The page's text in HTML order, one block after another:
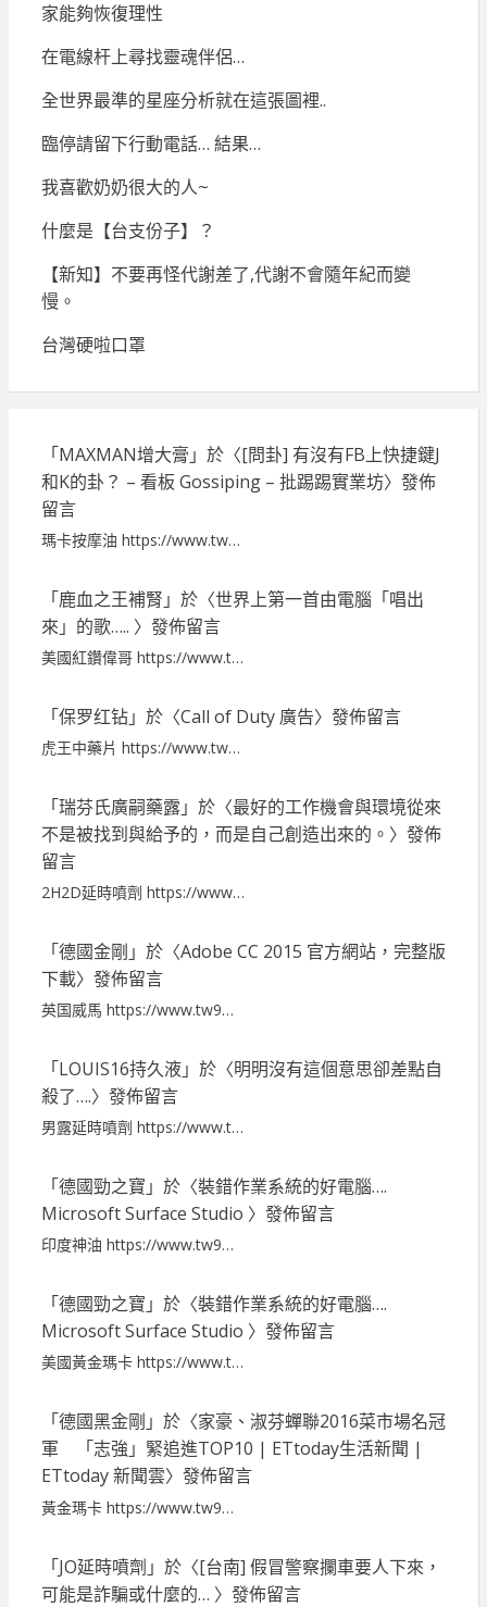
家能夠恢復理性
在電線杆上尋找靈魂伴侶…
全世界最準的星座分析就在這張圖裡..
臨停請留下行動電話… 結果…
我喜歡奶奶很大的人~
什麼是【台支份子】？
【新知】不要再怪代謝差了,代謝不會隨年紀而變
慢。
台灣硬啦口罩
「MAXMAN增大膏 」於〈[問卦] 有沒有FB上快捷鍵J
和K的卦？ – 看板 Gossiping – 批踢踢實業坊〉發佈
留言
瑪卡按摩油 https://www.tw…
「鹿血之王補腎 」於〈世界上第一首由電腦「唱出
來」的歌….. 〉發佈留言
美國紅鑽偉哥 https://www.t…
「保罗红钻」於〈Call of Duty 廣告〉發佈留言
虎王中藥片 https://www.tw…
「瑞芬氏廣嗣藥露」於〈最好的工作機會與環境從來
不是被找到與給予的，而是自己創造出來的。 〉發佈
留言
2H2D延時噴劑 https://www…
「德國金剛 」於〈Adobe CC 2015 官方網站，完整版
下載〉發佈留言
英国威馬 https://www.tw9…
「LOUIS16持久液」於〈明明沒有這個意思卻差點自
殺了….〉發佈留言
男露延時噴劑 https://www.t…
「德國勁之寶 」於〈裝錯作業系統的好電腦….
Microsoft Surface Studio 〉發佈留言
印度神油 https://www.tw9…
「德國勁之寶 」於〈裝錯作業系統的好電腦….
Microsoft Surface Studio 〉發佈留言
美國黃金瑪卡 https://www.t…
「德國黑金剛 」於〈家豪、淑芬蟬聯2016菜市場名冠
軍 「志強」緊追進TOP10 | ETtoday生活新聞 |
ETtoday 新聞雲〉發佈留言
黃金瑪卡 https://www.tw9…
「JO延時噴劑 」於〈[台南] 假冒警察攔車要人下來，
可能是詐騙或什麼的… 〉發佈留言